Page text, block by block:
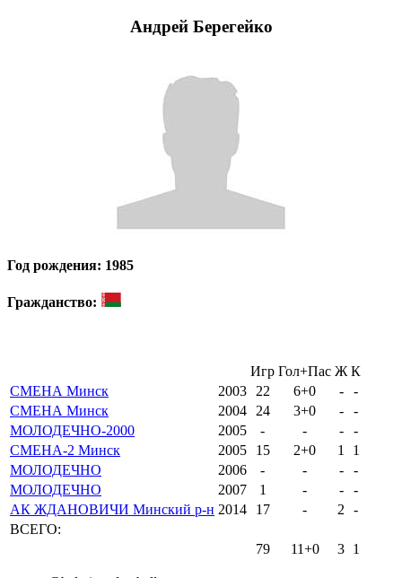
Андрей Берегейко
Год рождения: 1985
Гражданство:
Игр Гол+Пас Ж К
СМЕНА Минск
2003 22 6+0 -
-
СМЕНА Минск
2004 24 3+0 -
-
МОЛОДЕЧНО-2000
2005 - - -
-
СМЕНА-2 Минск
2005 15 2+0 1
1
МОЛОДЕЧНО
2006 - - -
-
МОЛОДЕЧНО
2007 1 - -
-
АК ЖДАНОВИЧИ Минский р-н 2014 17 - 2
-
ВСЕГО:
79
11+0 3 1